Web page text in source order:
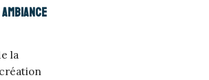
la